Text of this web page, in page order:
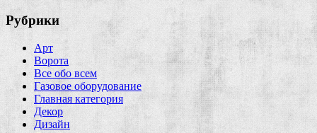
Рубрики
Арт
Ворота
Все обо всем
Газовое оборудование
Главная категория
Декор
Дизайн